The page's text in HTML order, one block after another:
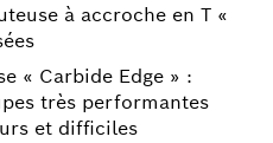
à accroche en T «
« Carbide Edge » :
très performantes
et difficiles